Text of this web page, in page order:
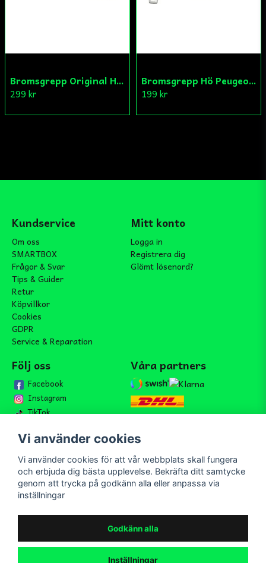
Bromsgrepp Original Hö Peugeot Ludix/Speedfight/Vivacity
299 kr
Bromsgrepp Hö Peugeot Ludix/Speedfight/Vivacity
199 kr
Kundservice
Om oss
SMARTBOX
Frågor & Svar
Tips & Guider
Retur
Köpvillkor
Cookies
GDPR
Service & Reparation
Mitt konto
Logga in
Registrera dig
Glömt lösenord?
Följ oss
Facebook
Instagram
TikTok
Våra partners
Bli medlem i vårt nyhetsbrev
email
Mejladress Skicka
Bli medlem i vårt nyhetsbrev och ta del av våra nyheter och
Vi använder cookies
Vi använder cookies för att vår webbplats skall fungera
och erbjuda dig bästa upplevelse. Bekräfta ditt samtycke
genom att trycka på godkänn alla eller anpassa via
inställningar
Godkänn alla
Inställningar